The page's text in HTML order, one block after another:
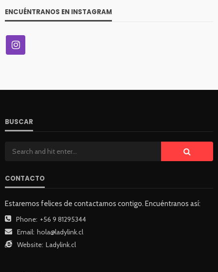
ENCUÉNTRANOS EN INSTAGRAM
BUSCAR
CONTACTO
Estaremos felices de contactarnos contigo. Encuéntranos así:
Phone: +56 9 81295344
Email: hola@ladylink.cl
Website: Ladylink.cl